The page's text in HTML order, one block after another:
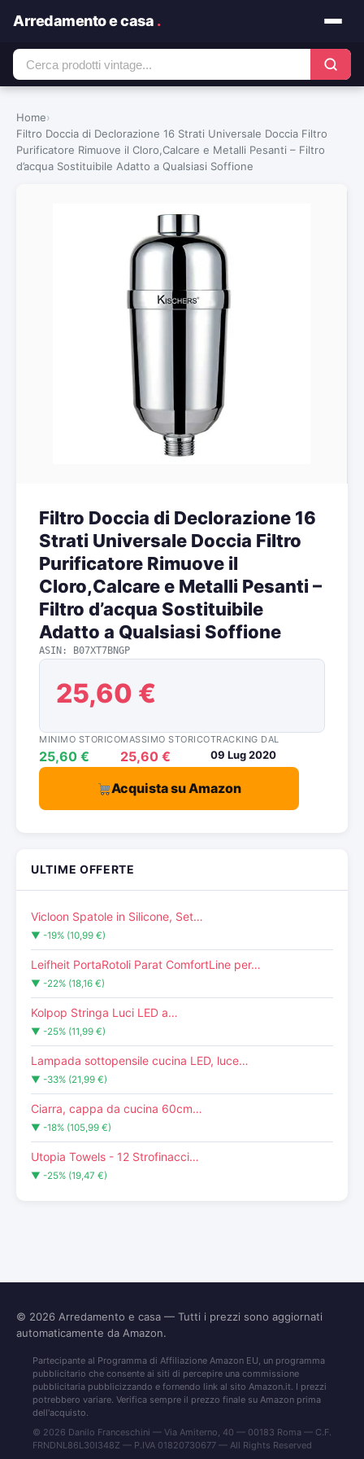
Arredamento e casa .
Home›
Filtro Doccia di Declorazione 16 Strati Universale Doccia Filtro
Purificatore Rimuove il Cloro,Calcare e Metalli Pesanti – Filtro
d’acqua Sostituibile Adatto a Qualsiasi Soffione
Filtro Doccia di Declorazione 16
Strati Universale Doccia Filtro
Purificatore Rimuove il
Cloro,Calcare e Metalli Pesanti –
Filtro d’acqua Sostituibile
Adatto a Qualsiasi Soffione
ASIN: B07XT7BNGP
25,60 €
MINIMO STORICO
25,60 €
MASSIMO STORICO
25,60 €
TRACKING DAL
09 Lug 2020
Acquista su Amazon
ULTIME OFFERTE
Vicloon Spatole in Silicone, Set…
▼ -19% (10,99 €)
Leifheit PortaRotoli Parat ComfortLine per…
▼ -22% (18,16 €)
Kolpop Stringa Luci LED a…
▼ -25% (11,99 €)
Lampada sottopensile cucina LED, luce…
▼ -33% (21,99 €)
Ciarra, cappa da cucina 60cm…
▼ -18% (105,99 €)
Utopia Towels - 12 Strofinacci…
▼ -25% (19,47 €)
© 2026 Arredamento e casa — Tutti i prezzi sono aggiornati
automaticamente da Amazon.
Partecipante al Programma di Affiliazione Amazon EU, un programma
pubblicitario che consente ai siti di percepire una commissione
pubblicitaria pubblicizzando e fornendo link al sito Amazon.it. I prezzi
potrebbero variare. Verifica sempre il prezzo finale su Amazon prima
dell'acquisto.
© 2026 Danilo Franceschini — Via Amiterno, 40 — 00183 Roma — C.F.
FRNDNL86L30I348Z — P.IVA 01820730677 — All Rights Reserved